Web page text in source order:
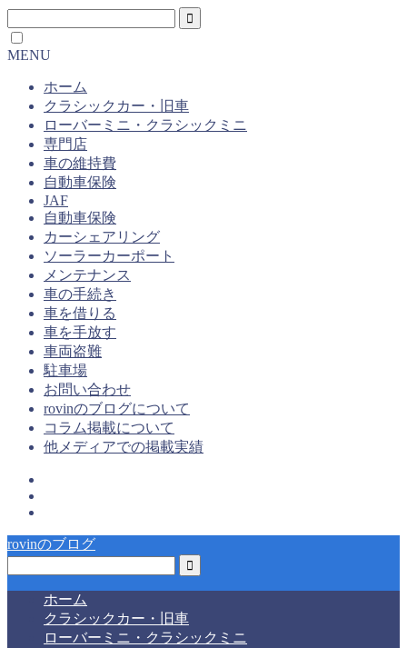
MENU
ホーム
クラシックカー・旧車
ローバーミニ・クラシックミニ
専門店
車の維持費
自動車保険
JAF
自動車保険
カーシェアリング
ソーラーカーポート
メンテナンス
車の手続き
車を借りる
車を手放す
車両盗難
駐車場
お問い合わせ
rovinのブログについて
コラム掲載について
他メディアでの掲載実績
rovinのブログ
ホーム
クラシックカー・旧車
ローバーミニ・クラシックミニ